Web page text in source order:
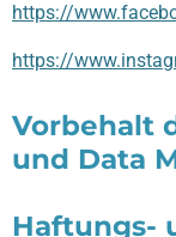
https://
https://
Vorbehalt
und Data
Haftungs-